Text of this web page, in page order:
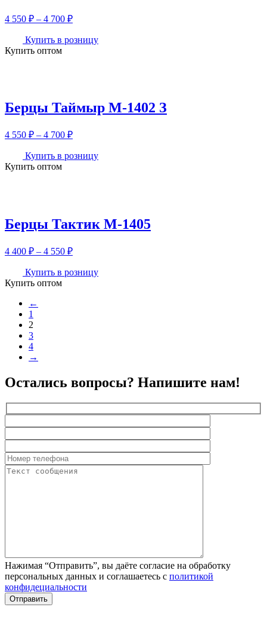
4 550 ₽ – 4 700 ₽Диапазон
4
Купить в розницу
Купить оптом
Берцы Таймыр М-1402 З
4 550 ₽ – 4 700 ₽Диапазон
4
Купить в розницу
Купить оптом
Берцы Тактик М-1405
4 400 ₽ – 4 550 ₽Диапазон
4
Купить в розницу
Купить оптом
←
1
2
3
4
→
Остались вопросы? Напишите нам!
Нажимая “Отправить”, вы даёте согласие на обработку
персональных данных и соглашаетесь с политикой
конфидециальности